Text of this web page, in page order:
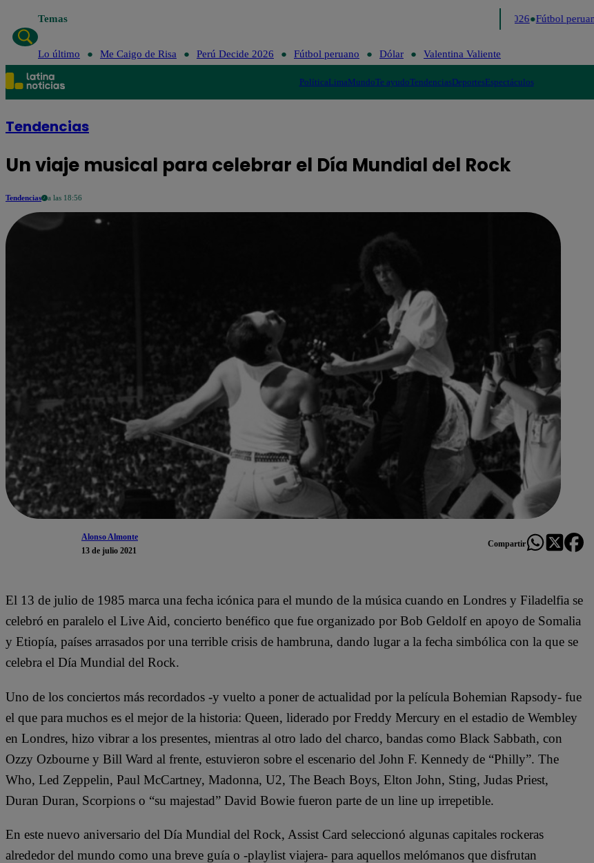
Temas Perú Decide 2026 Fútbol peruano
Lo último Me Caigo de Risa Perú Decide 2026 Fútbol peruano Dólar Valentina Valiente
PolíticaLimaMundoTe ayudoTendenciasDeportesEspectáculos
Tendencias
Un viaje musical para celebrar el Día Mundial del Rock
Tendencias a las 18:56
Alonso Almonte
13 de julio 2021
Compartir
El 13 de julio de 1985 marca una fecha icónica para el mundo de la música cuando en Londres y Filadelfia se
celebró en paralelo el Live Aid, concierto benéfico que fue organizado por Bob Geldolf en apoyo de Somalia
y Etiopía, países arrasados por una terrible crisis de hambruna, dando lugar a la fecha simbólica con la que se
celebra el Día Mundial del Rock.
Uno de los conciertos más recordados -y vuelto a poner de actualidad por la película Bohemian Rapsody- fue
el que para muchos es el mejor de la historia: Queen, liderado por Freddy Mercury en el estadio de Wembley
en Londres, hizo vibrar a los presentes, mientras al otro lado del charco, bandas como Black Sabbath, con
Ozzy Ozbourne y Bill Ward al frente, estuvieron sobre el escenario del John F. Kennedy de “Philly”. The
Who, Led Zeppelin, Paul McCartney, Madonna, U2, The Beach Boys, Elton John, Sting, Judas Priest,
Duran Duran, Scorpions o “su majestad” David Bowie fueron parte de un line up irrepetible.
En este nuevo aniversario del Día Mundial del Rock, Assist Card seleccionó algunas capitales rockeras
alrededor del mundo como una breve guía o -playlist viajera- para aquellos melómanos que disfrutan